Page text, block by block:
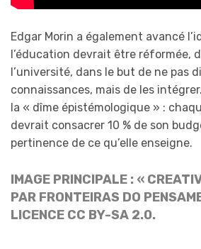
Edgar Morin a également avancé
l’éducation devrait être réformée,
l’université, dans le but de ne pas
connaissances, mais de les
la « dîme épistémologique » :
devrait consacrer 10 % de son
pertinence de ce qu’elle enseigne.
IMAGE PRINCIPALE : «
PAR FRONTEIRAS DO
LICENCE CC BY-SA 2.0.